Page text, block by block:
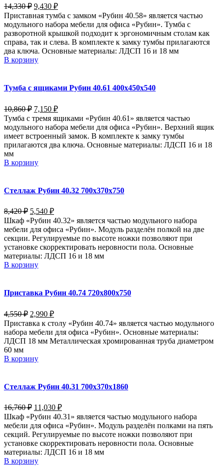
14,330₽ 9,430 ₽
Приставная тумба с замком «Рубин 40.58» является частью
модульного набора мебели для офиса «Рубин». Тумба с
разворотной крышкой подходит к эргономичным столам как
справа, так и слева. В комплекте к замку тумбы прилагаются
два ключа. Основные материалы: ЛДСП 16 и 18 мм
В корзину
Тумба с ящиками Рубин 40.61 400х450х540
10,860₽ 7,150 ₽
Тумба с тремя ящиками «Рубин 40.61» является частью
модульного набора мебели для офиса «Рубин». Верхний ящик
имеет встроенный замок. В комплекте к замку тумбы
прилагаются два ключа. Основные материалы: ЛДСП 16 и 18
мм
В корзину
Стеллаж Рубин 40.32 700х370х750
8,420₽ 5,540 ₽
Шкаф «Рубин 40.32» является частью модульного набора
мебели для офиса «Рубин». Модуль разделён полкой на две
секции. Регулируемые по высоте ножки позволяют при
установке скорректировать неровности пола. Основные
материалы: ЛДСП 16 и 18 мм
В корзину
Приставка Рубин 40.74 720х800х750
4,550₽ 2,990 ₽
Приставка к столу «Рубин 40.74» является частью модульного
набора мебели для офиса «Рубин». Основные материалы:
ЛДСП 18 мм Металлическая хромированная труба диаметром
60 мм
В корзину
Стеллаж Рубин 40.31 700х370х1860
16,760₽ 11,030 ₽
Шкаф «Рубин 40.31» является частью модульного набора
мебели для офиса «Рубин». Модуль разделён полками на пять
секций. Регулируемые по высоте ножки позволяют при
установке скорректировать неровности пола. Основные
материалы: ЛДСП 16 и 18 мм
В корзину